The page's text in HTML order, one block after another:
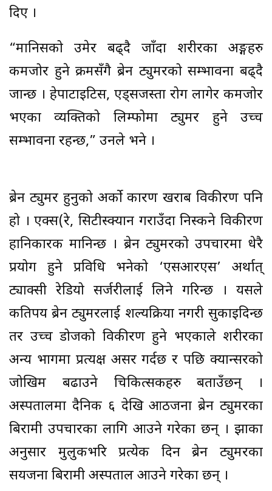
दिए ।
“मानिसको उमेर बढ्दै जाँदा शरीरका अङ्गहरु
कमजोर हुने क्रमसँगै ब्रेन ट्युमरको सम्भावना बढ्दै
जान्छ । हेपाटाइटिस, एड्सजस्ता रोग लागेर कमजोर
भएका व्यक्तिको लिम्फोमा ट्युमर हुने उच्च
सम्भावना रहन्छ,” उनले भने ।
ब्रेन ट्युमर हुनुको अर्को कारण खराब विकीरण पनि
हो । एक्स(रे, सिटीस्क्यान गराउँदा निस्कने विकीरण
हानिकारक मानिन्छ । ब्रेन ट्युमरको उपचारमा धेरै
प्रयोग हुने प्रविधि भनेको ‘एसआरएस’ अर्थात्
ट्याक्सी रेडियो सर्जरीलाई लिने गरिन्छ । यसले
कतिपय ब्रेन ट्युमरलाई शल्यक्रिया नगरी सुकाइदिन्छ
तर उच्च डोजको विकीरण हुने भएकाले शरीरका
अन्य भागमा प्रत्यक्ष असर गर्दछ र पछि क्यान्सरको
जोखिम बढाउने चिकित्सकहरु बताउँछन् ।
अस्पतालमा दैनिक ६ देखि आठजना ब्रेन ट्युमरका
बिरामी उपचारका लागि आउने गरेका छन् । झाका
अनुसार मुलुकभरि प्रत्येक दिन ब्रेन ट्युमरका
सयजना बिरामी अस्पताल आउने गरेका छन् ।